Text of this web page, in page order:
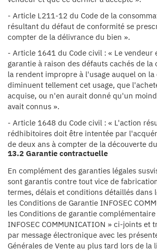
- Article L211-12 du Code de la
résultant du défaut de conformité se
compter de la délivrance du bien ».
- Article 1641 du Code civil : « Le vendeur
garantie à raison des défauts cachés de la
la rendent impropre à l'usage auquel on la
diminuent tellement cet usage, que
acquise, ou n'en aurait donné qu'un
avait connus ».
- Article 1648 du Code civil : « L'action
rédhibitoires doit être intentée par
de deux ans à compter de la découverte
13.2 Garantie contractuelle
En complément des garanties légales
sont garantis contre tout vice de
termes, délais et conditions détaillés dans
les Conditions de Garantie INFOSEC
les Conditions de garantie
INFOSEC COMMUNICATION » ci-joints et
par message électronique avec les
Générales de Vente au plus tard lors de la